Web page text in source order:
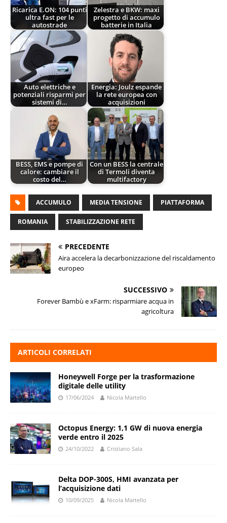
Ricarica E.ON: 104 punti
ultra fast per le
autostrade
Zelestra e BKW: maxi
progetto di accumulo
batterie in Italia
Auto elettriche e
potenziali risparmi per
sistemi di…
Energia: Joulz espande
la rete europea con
acquisizioni
BESS, EMS e pompe di
calore: cambiare il
costo del…
Con un BESS la centrale
di Termoli diventa
multifactory
ACCUMULO MEDIA TENSIONE PIATTAFORMA
ROMANIA STABILIZZAZIONE RETE
PRECEDENTE
Aira accelera la decarbonizzazione del riscaldamento
europeo
SUCCESSIVO
Forever Bambù e xFarm: risparmiare acqua in
agricoltura
ARTICOLI CORRELATI
Honeywell Forge per la trasformazione
digitale delle utility
17/06/2024 Nicola Martello
Octopus Energy: 1,1 GW di nuova energia
verde entro il 2025
24/10/2022 Cristiano Sala
Delta DOP-300S, HMI avanzata per
l’acquisizione dati
10/09/2025 Nicola Martello